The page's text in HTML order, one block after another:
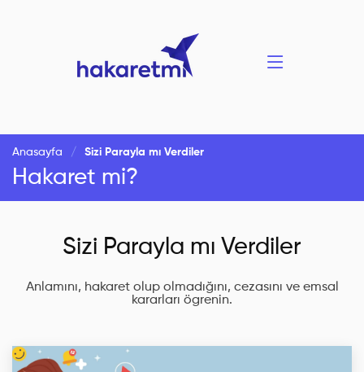
Anasayfa Sizi Parayla mı Verdiler
Hakaret mi?
Sizi Parayla mı Verdiler
Anlamını, hakaret olup olmadığını, cezasını ve emsal
kararları ögrenin.